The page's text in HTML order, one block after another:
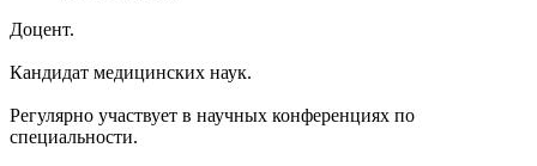
Доцент.
Кандидат медицинских наук.
Регулярно участвует в научных конференциях по
специальности.